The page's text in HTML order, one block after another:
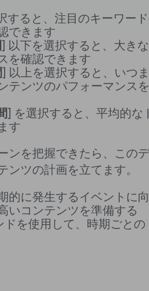
すると、注目のキーワー
できます
] 以下を選択すると、大き
を確認できます
] 以上を選択すると、いつ
テンツのパフォーマンス
] を選択すると、平均的な
す
ンを把握できたら、この
ンツの計画を立てます。
的に発生するイベントに
いコンテンツを準備する
を使用して、時期ごとの